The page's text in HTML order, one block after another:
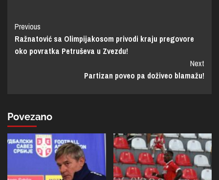
Previous
Ražnatović sa Olimpijakosom privodi kraju pregovore
oko povratka Petruševa u Zvezdu!
Next
Partizan poveo pa doživeo blamažu!
Povezano